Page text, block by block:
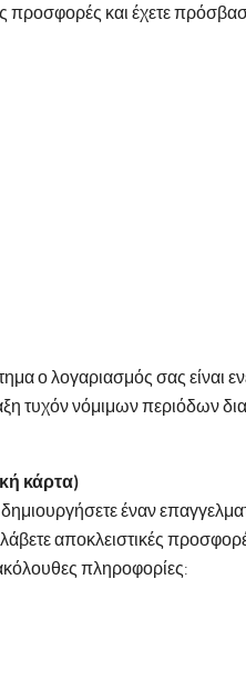
και έχετε
ο λογαριασμός σας
τυχόν νόμιμων περιόδων
κάρτα)
έναν
αποκλειστικές
πληροφορίες: